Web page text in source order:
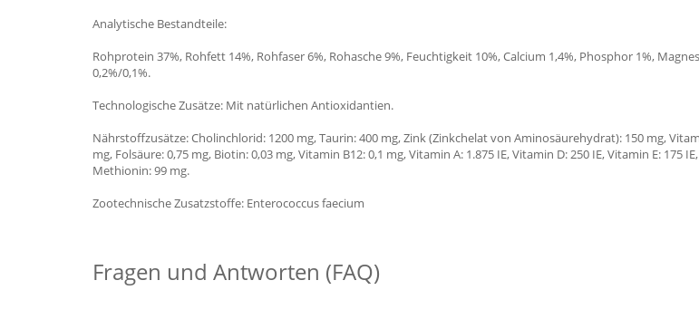
Analytische Bestandteile:
Rohprotein 37%, Rohfett 14%, Rohfaser 6%, Rohasche 9%, Feuchtigkeit 10%, Calcium 1,4%, Phosphor 1%,
0,2%/0,1%.
Technologische Zusätze: Mit natürlichen Antioxidantien.
Nährstoffzusätze: Cholinchlorid: 1200 mg, Taurin: 400 mg, Zink (Zinkchelat von Aminosäurehydrat): 150 mg,
mg, Folsäure: 0,75 mg, Biotin: 0,03 mg, Vitamin B12: 0,1 mg, Vitamin A: 1.875 IE, Vitamin D: 250 IE, Vitamin E:
Methionin: 99 mg.
Zootechnische Zusatzstoffe: Enterococcus faecium
Fragen und Antworten (FAQ)